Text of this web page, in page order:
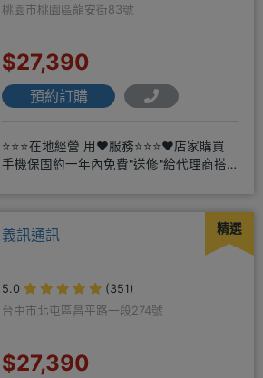
桃園市桃園區龍安街83號
$27,390
預約訂購
⭐⭐⭐在地經營 用❤️服務⭐⭐⭐❤️店家購買
手機保固約一年內免費"送修"給代理商搭
精選
義訊通訊
5.0
(351)
台中市北屯區昌平路一段274號
$27,390